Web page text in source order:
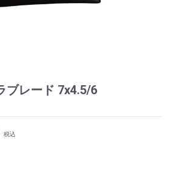
ブレード 7x4.5/6
税込